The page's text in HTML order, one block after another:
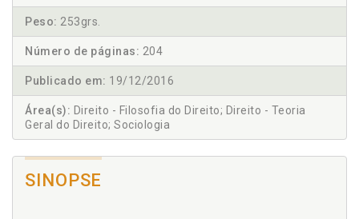
Peso: 253grs.
Número de páginas: 204
Publicado em: 19/12/2016
Área(s): Direito - Filosofia do Direito; Direito - Teoria
Geral do Direito; Sociologia
SINOPSE